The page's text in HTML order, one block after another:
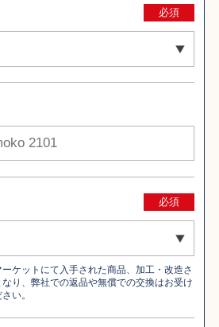
必須
必須
ケットにて入手された商品、加工・改造さ
り、弊社での返品や無償での交換はお受け
い。